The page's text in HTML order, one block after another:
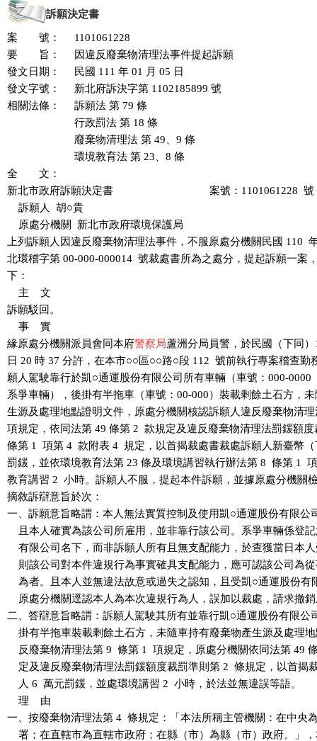
訴願決定書
案 號：
1101061228
要 旨：
因違反廢棄物清理法事件提起訴願
發文日期：
民國 111 年 01 月 05 日
發文字號：
新北府訴決字第 1102185899 號
相關法條：
訴願法 第 79 條
行政罰法 第 18 條
廢棄物清理法 第 49、9 條
環境教育法 第 23、8 條
全 文：
新北市政府訴願決定書                                  案號：1101061228  號
    訴願人  胡○貴
    原處分機關  新北市政府環境保護局
上列訴願人因違反廢棄物清理法事件，不服原處分機關民國 110
北環稽字第 00-000-000014  號裁處書所為之處分，提起訴願一案
下：
    主    文
訴願駁回。
    事    實
緣原處分機關派員會同本府警察局蘆洲分局員警，於民國（下同
日 20 時 37 分許，在本市○○區○○路○段 112  號前執行專案稽查勤
願人駕駛靠行於凱○通運股份有限公司所有車輛（車號：000-0000
系爭車輛），後掛有半拖車（車號：00-000）裝載剩餘土石方，
生源及處理地點證明文件，原處分機關核認訴願人違反廢棄物清
項規定，依同法第 49 條第 2  款規定及違反廢棄物清理法罰鍰額
條第 1  項第 4  款附表 4  規定，以首揭裁處書裁處訴願人新臺幣
罰鍰，並依環境教育法第 23 條及環境講習執行辦法第 8  條第 1
教育講習 2  小時。訴願人不服，提起本件訴願，並據原處分機關
摘敘訴辯意旨於次：
一、訴願意旨略謂：本人無法實質控制及使用凱○通運股份有限公
且本人確實為該公司所雇用，並非靠行該公司。系爭車輛係登
有限公司名下，而非訴願人所有且無支配能力，於查獲當日本
則該公司對本件違規行為事實確具支配能力，應可認該公司為
為者。且本人並無違法故意或過失之認知，且受凱○通運股份有
原處分機關逕認本人為本次違規行為人，誤加以裁處，請求撤
二、答辯意旨略謂：訴願人駕駛其所有並靠行凱○通運股份有限公
掛有半拖車裝載剩餘土石方，未隨車持有廢棄物產生源及處理
反廢棄物清理法第 9  條第 1  項規定，原處分機關依同法第 49
定及違反廢棄物清理法罰鍰額度裁罰準則第 2  條規定，以首揭
    人 6  萬元罰鍰，並處環境講習 2  小時，於法並無違誤等語。
    理    由
一、按廢棄物清理法第 4  條規定：「本法所稱主管機關：在中央
署；在直轄市為直轄市政府；在縣（市）為縣（市）政府。」，